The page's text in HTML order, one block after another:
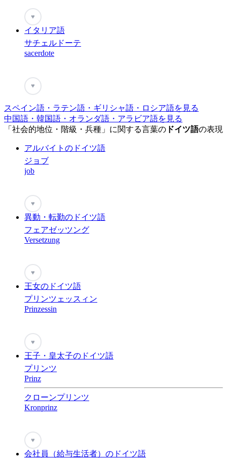
♥
イタリア語
サチェルドーテ
sacerdote
♥
スペイン語・ラテン語・ギリシャ語・ロシア語を見る
中国語・韓国語・オランダ語・アラビア語を見る
「社会的地位・階級・兵種」に関する言葉の ドイツ語の表現
アルバイトのドイツ語
ジョブ
job
♥
異動・転勤のドイツ語
フェアゼッツング
Versetzung
♥
王女のドイツ語
プリンツェッスィン
Prinzessin
♥
王子・皇太子のドイツ語
プリンツ
Prinz
クローンプリンツ
Kronprinz
♥
会社員（給与生活者）のドイツ語